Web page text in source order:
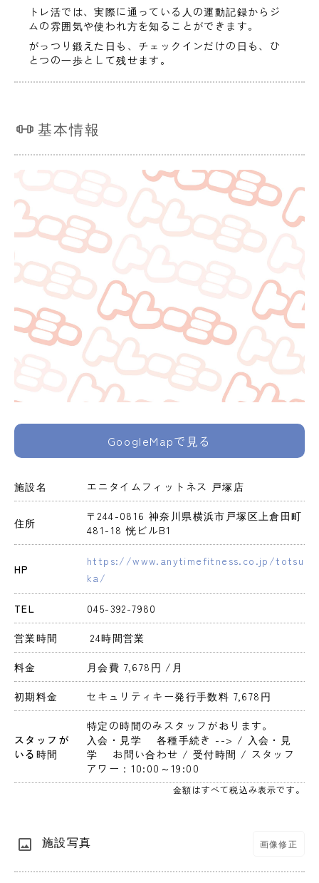
トレ活では、実際に通っている人の運動記録からジ
ムの雰囲気や使われ方を知ることができます。
がっつり鍛えた日も、チェックインだけの日も、ひ
とつの一歩として残せます。
基本情報
GoogleMapで見る
施設名 エニタイムフィットネス 戸塚店
住所
〒244-0816 神奈川県横浜市戸塚区上倉田町
481-18 恍ビルB1
HP
https://www.anytimefitness.co.jp/totsu
ka/
TEL 045-392-7980
営業時間 24時間営業
料金 月会費 7,678円 /月
初期料金 セキュリティキー発行手数料 7,678円
スタッフが
いる時間
特定の時間のみスタッフがおります。
入会・見学　 各種手続き --> / 入会・見
学　 お問い合わせ / 受付時間 / スタッフ
アワー：10:00～19:00
金額はすべて税込み表示です。
施設写真 画像修正